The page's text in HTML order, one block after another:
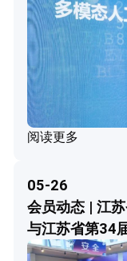
阅读更多
05-26
会员动态 | 江
与江苏省第34